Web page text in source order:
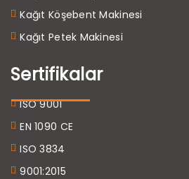
Kağıt Köşebent Makinesi
Kağıt Petek Makinesi
Sertifikalar
ISO 9001
EN 1090 CE
ISO 3834
9001:2015